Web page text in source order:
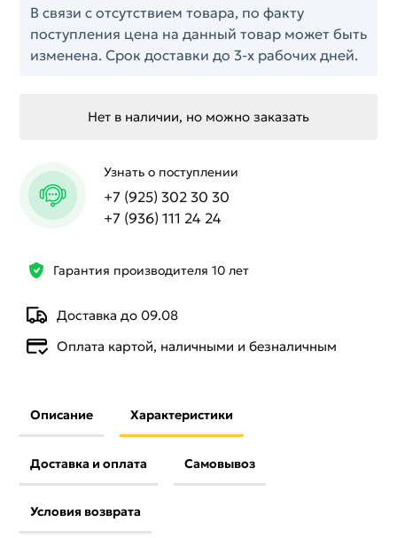
Гарантия производителя 10 лет
Доставка до 09.08
Оплата картой, наличными и безналичным
В связи с отсутствием товара, по факту
поступления цена на данный товар может быть
изменена. Срок доставки до 3-х рабочих дней.
Нет в наличии, но можно заказать
Узнать о поступлении
+7 (925) 302 30 30
+7 (936) 111 24 24
Описание Характеристики
Доставка и оплата Самовывоз
Условия возврата